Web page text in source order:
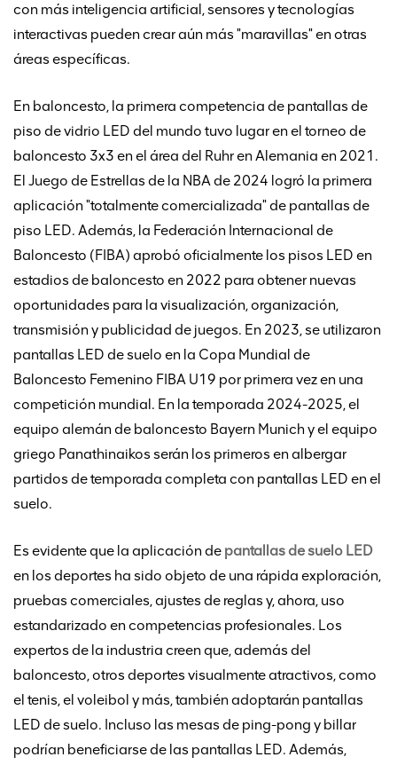
con más inteligencia artificial, sensores y tecnologías
interactivas pueden crear aún más "maravillas" en otras
áreas específicas.
En baloncesto, la primera competencia de pantallas de
piso de vidrio LED del mundo tuvo lugar en el torneo de
baloncesto 3x3 en el área del Ruhr en Alemania en 2021.
El Juego de Estrellas de la NBA de 2024 logró la primera
aplicación "totalmente comercializada" de pantallas de
piso LED. Además, la Federación Internacional de
Baloncesto (FIBA) aprobó oficialmente los pisos LED en
estadios de baloncesto en 2022 para obtener nuevas
oportunidades para la visualización, organización,
transmisión y publicidad de juegos. En 2023, se utilizaron
pantallas LED de suelo en la Copa Mundial de
Baloncesto Femenino FIBA U19 por primera vez en una
competición mundial. En la temporada 2024-2025, el
equipo alemán de baloncesto Bayern Munich y el equipo
griego Panathinaikos serán los primeros en albergar
partidos de temporada completa con pantallas LED en el
suelo.
Es evidente que la aplicación de pantallas de suelo LED
en los deportes ha sido objeto de una rápida exploración,
pruebas comerciales, ajustes de reglas y, ahora, uso
estandarizado en competencias profesionales. Los
expertos de la industria creen que, además del
baloncesto, otros deportes visualmente atractivos, como
el tenis, el voleibol y más, también adoptarán pantallas
LED de suelo. Incluso las mesas de ping-pong y billar
podrían beneficiarse de las pantallas LED. Además,